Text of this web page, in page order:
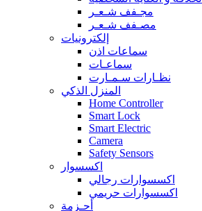
مجـفف شـعـر
مصـفف شـعـر
إلكترونيات
سماعات اذن
سماعـات
نظـارات سـمـارت
المنزل الذكي
Home Controller
Smart Lock
Smart Electric
Camera
Safety Sensors
اكسسوار
اكسسوارات رجالي
اكسسوارات حريمي
أحـزمة